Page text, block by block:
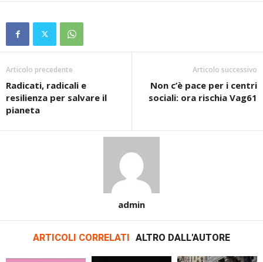
Articolo precedente
Radicati, radicali e
resilienza per salvare il
pianeta
Articolo successivo
Non c’è pace per i centri
sociali: ora rischia Vag61
admin
ARTICOLI CORRELATI ALTRO DALL'AUTORE